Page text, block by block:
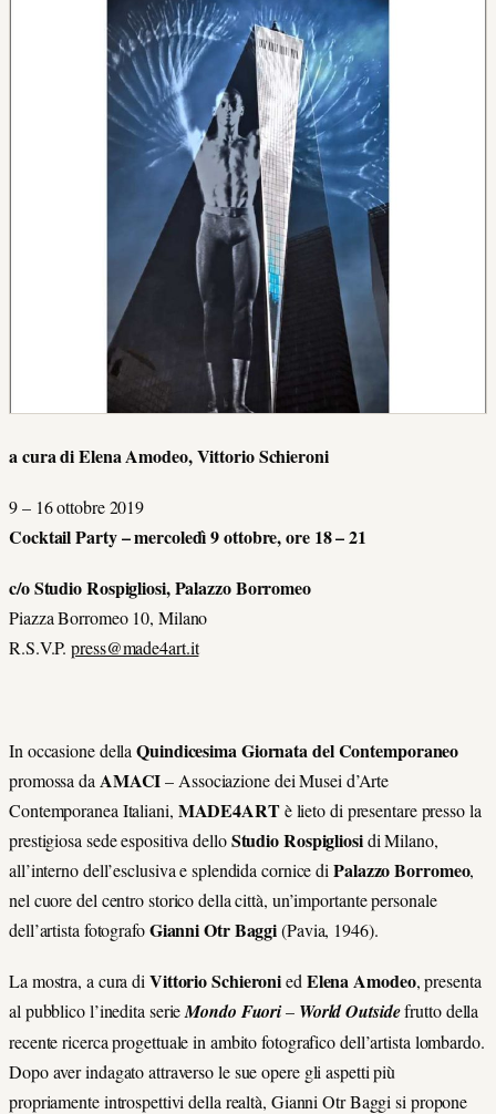
a cura di Elena Amodeo, Vittorio Schieroni
9 – 16 ottobre 2019
Cocktail Party – mercoledì 9 ottobre, ore 18 – 21
c/o Studio Rospigliosi, Palazzo Borromeo
Piazza Borromeo 10, Milano
R.S.V.P.press@made4art.it
In occasione della Quindicesima Giornata del Contemporaneo
promossa da AMACI– Associazione dei Musei d’Arte
Contemporanea Italiani, MADE4ARTè lieto di presentare presso la
prestigiosa sede espositiva delloStudio Rospigliosidi Milano,
all’interno dell’esclusiva e splendida cornice di Palazzo Borromeo,
nel cuore del centro storico della città, un’importante personale
dell’artista fotografoGianni Otr Baggi(Pavia, 1946).
La mostra, a cura di Vittorio Schieronied Elena Amodeo, presenta
al pubblico l’inedita serieMondo Fuori– World Outsidefrutto della
recente ricerca progettuale in ambito fotografico dell’artista lombardo.
Dopo aver indagato attraverso le sue opere gli aspetti più
propriamente introspettivi della realtà, Gianni Otr Baggi si propone